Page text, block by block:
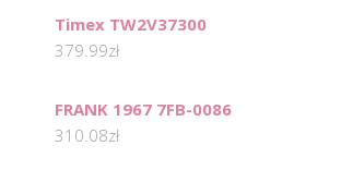
Timex TW2V37300
379.99zł
FRANK 1967 7FB-0086
310.08zł